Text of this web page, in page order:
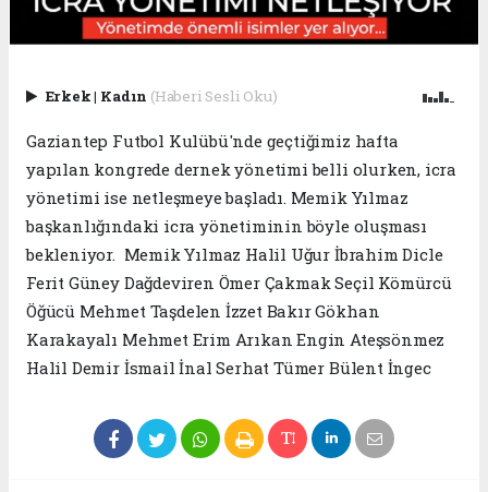
Erkek| Kadın (Haberi Sesli Oku)
Gaziantep Futbol Kulübü'nde geçtiğimiz hafta
yapılan kongrede dernek yönetimi belli olurken, icra
yönetimi ise netleşmeye başladı. Memik Yılmaz
başkanlığındaki icra yönetiminin böyle oluşması
bekleniyor. Memik Yılmaz Halil Uğur İbrahim Dicle
Ferit Güney Dağdeviren Ömer Çakmak Seçil Kömürcü
Öğücü Mehmet Taşdelen İzzet Bakır Gökhan
Karakayalı Mehmet Erim Arıkan Engin Ateşsönmez
Halil Demir İsmail İnal Serhat Tümer Bülent İngec